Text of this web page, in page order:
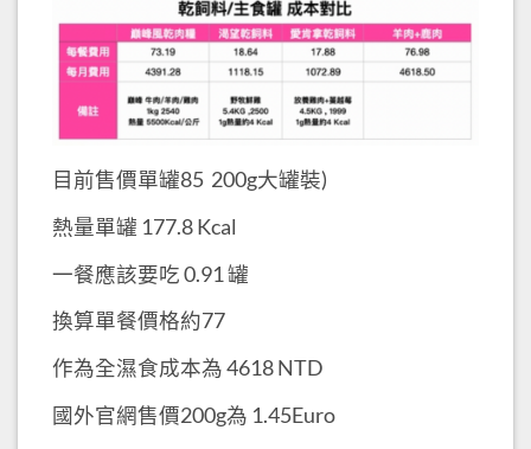
目前售價單罐85 200g大罐裝)
熱量單罐 177.8 Kcal
一餐應該要吃 0.91 罐
換算單餐價格約77
作為全濕食成本為 4618 NTD
國外官網售價200g為 1.45Euro